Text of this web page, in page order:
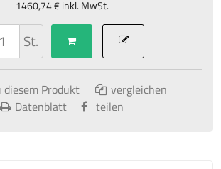
1460,74 € inkl. MwSt.
St.
diesem Produkt
vergleichen
Datenblatt
teilen